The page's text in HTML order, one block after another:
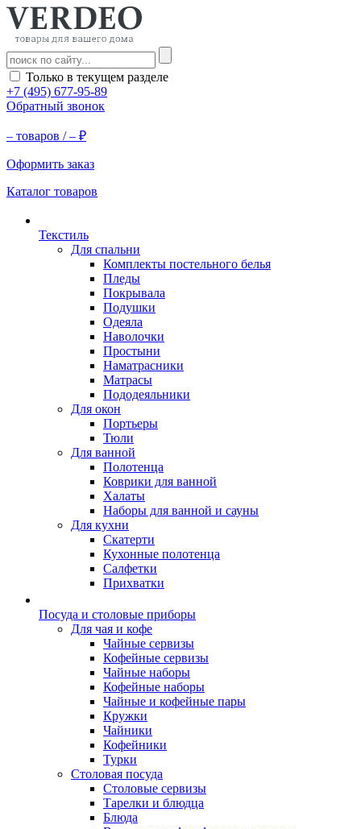
Только в текущем разделе
+7 (495) 677-95-89
Обратный звонок
– товаров /– ₽
Оформить заказ
Каталог товаров
Текстиль
Для спальни
Комплекты постельного белья
Пледы
Покрывала
Подушки
Одеяла
Наволочки
Простыни
Наматрасники
Матрасы
Пододеяльники
Для окон
Портьеры
Тюли
Для ванной
Полотенца
Коврики для ванной
Халаты
Наборы для ванной и сауны
Для кухни
Скатерти
Кухонные полотенца
Салфетки
Прихватки
Посуда и столовые приборы
Для чая и кофе
Чайные сервизы
Кофейные сервизы
Чайные наборы
Кофейные наборы
Чайные и кофейные пары
Кружки
Чайники
Кофейники
Турки
Столовая посуда
Столовые сервизы
Тарелки и блюдца
Блюда